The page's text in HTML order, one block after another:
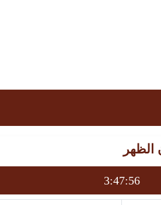
الظهر
3:47:55